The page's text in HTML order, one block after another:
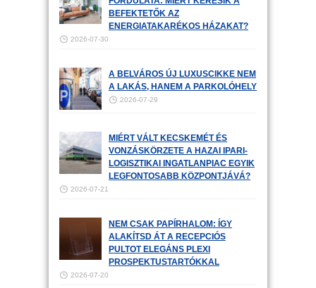
BEFEKTETŐK AZ
ENERGIATAKARÉKOS HÁZAKAT?
2026-07-30
A BELVÁROS ÚJ LUXUSCIKKE NEM
A LAKÁS, HANEM A PARKOLÓHELY
2026-07-29
MIÉRT VÁLT KECSKEMÉT ÉS
VONZÁSKÖRZETE A HAZAI IPARI-
LOGISZTIKAI INGATLANPIAC EGYIK
LEGFONTOSABB KÖZPONTJÁVÁ?
2026-07-21
NEM CSAK PAPÍRHALOM: ÍGY
ALAKÍTSD ÁT A RECEPCIÓS
PULTOT ELEGÁNS PLEXI
PROSPEKTUSTARTÓKKAL
2026-07-20